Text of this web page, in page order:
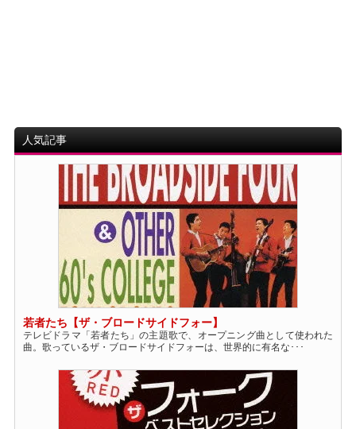
人気記事
若者たち【ザ・ブロードサイドフォー】
テレビドラマ「若者たち」の主題歌で、オープニング曲として使われた
曲。歌っているザ・ブロードサイドフォーは、世界的に有名な･･･